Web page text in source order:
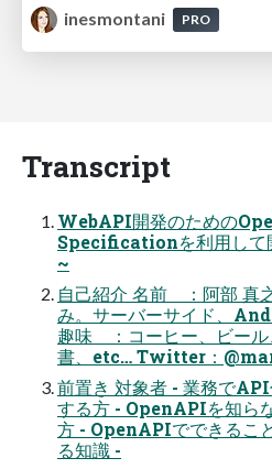
inesmontani
PRO
Transcript
WebAPI開発のための
Specificationを利用して
~
自己紹介 名前 ：阿部 真
み。サーバーサイド、
趣味 ：コーヒー、ビール
書、etc… Twitter：
前置き 対象者 - 業務で
する方 - OpenAPIを知ら
方 - OpenAPIでできるこ
る知識 -